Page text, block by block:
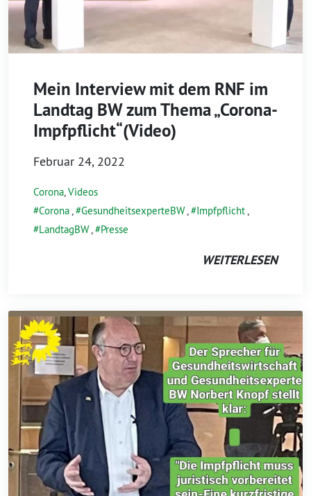
Mein Interview mit dem RNF im
Landtag BW zum Thema „Corona-
Impfpflicht“(Video)
Februar 24, 2022
Corona,Videos
Corona, GesundheitsexperteBW, Impfpflicht,
LandtagBW, Presse
WEITERLESEN